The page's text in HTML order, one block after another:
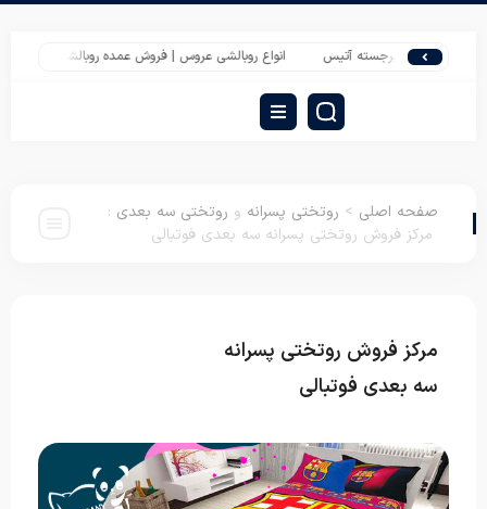
گل برجسته آتیس انواع روبالشی عروس | فروش عمده روبالشی تترون چهل تکه
صفحه اصلی > روتختی پسرانه و روتختی سه بعدی :
مرکز فروش روتختی پسرانه سه بعدی فوتبالی
مرکز فروش روتختی پسرانه
سه بعدی فوتبالی